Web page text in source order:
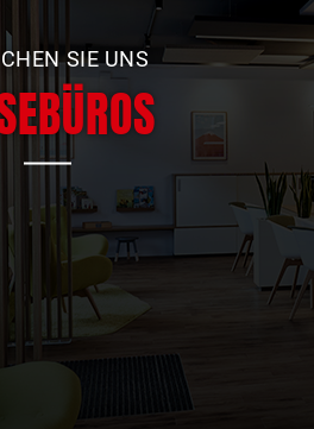
SIE UNS